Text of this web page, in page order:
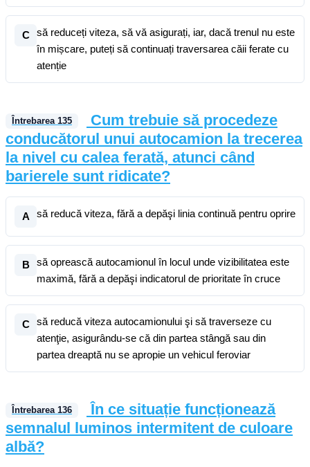
C
să reduceți viteza, să vă asigurați, iar, dacă trenul nu este
în mișcare, puteți să continuați traversarea căii ferate cu
atenție
Întrebarea 135
Cum trebuie să procedeze
conducătorul unui autocamion la trecerea
la nivel cu calea ferată, atunci când
barierele sunt ridicate?
A să reducă viteza, fără a depăşi linia continuă pentru oprire
B
să oprească autocamionul în locul unde vizibilitatea este
maximă, fără a depăşi indicatorul de prioritate în cruce
C
să reducă viteza autocamionului şi să traverseze cu
atenţie, asigurându-se că din partea stângă sau din
partea dreaptă nu se apropie un vehicul feroviar
Întrebarea 136
În ce situație funcționează
semnalul luminos intermitent de culoare
albă?